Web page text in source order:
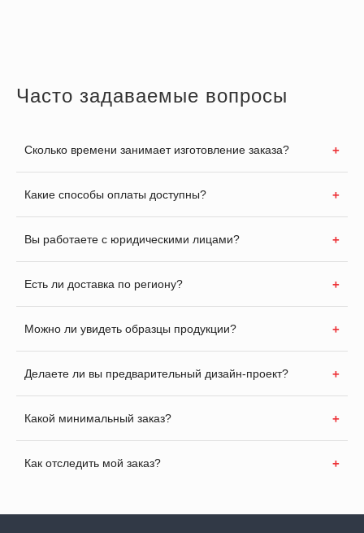
Часто задаваемые вопросы
Сколько времени занимает изготовление заказа?
Какие способы оплаты доступны?
Вы работаете с юридическими лицами?
Есть ли доставка по региону?
Можно ли увидеть образцы продукции?
Делаете ли вы предварительный дизайн-проект?
Какой минимальный заказ?
Как отследить мой заказ?